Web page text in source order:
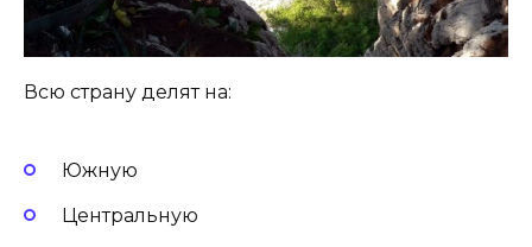
Всю страну делят на:
Южную
Центральную